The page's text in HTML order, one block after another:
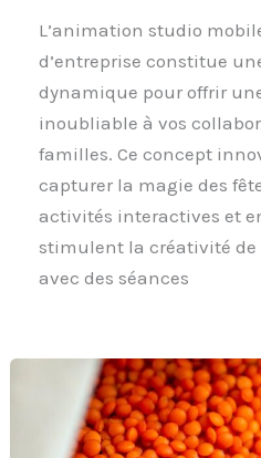
L’animation studio
d’entreprise constitue
dynamique pour offrir
inoubliable à vos
familles. Ce concept
capturer la magie des
activités interactives et
stimulent la créativité de
avec des séances